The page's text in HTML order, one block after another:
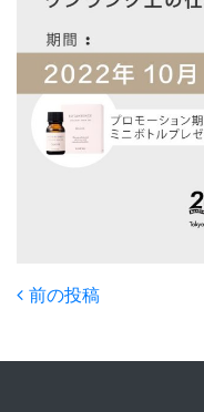
Post
前の投稿